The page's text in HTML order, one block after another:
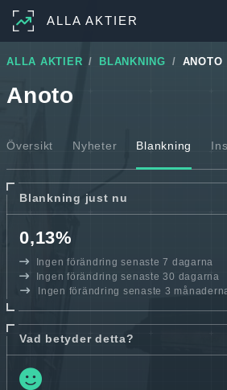
ALLA AKTIER
ALLA AKTIER BLANKNING ANOTO
Anoto
Översikt Nyheter Blankning
Blankning just nu
0,13%
Ingen förändring senaste 7 dagarna
Ingen förändring senaste 30 dagarna
Ingen förändring senaste 3
Vad betyder detta?